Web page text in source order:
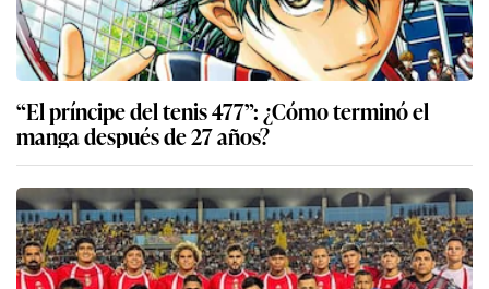
“El príncipe del tenis 477”: ¿Cómo terminó el
manga después de 27 años?